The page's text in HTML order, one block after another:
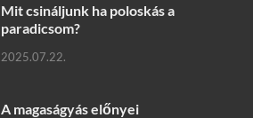
Mit csináljunk ha poloskás a
paradicsom?
2025.07.22.
A magaságyás előnyei